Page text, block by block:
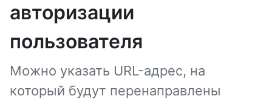
авторизации
пользователя
Можно указать URL-адрес, на
который будут перенаправлены